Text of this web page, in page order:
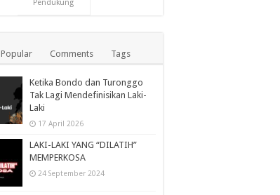
Pendukung
Popular Comments Tags
Ketika Bondo dan Turonggo
Tak Lagi Mendefinisikan Laki-
Laki
17 April 2026
LAKI-LAKI YANG “DILATIH”
MEMPERKOSA
24 September 2024